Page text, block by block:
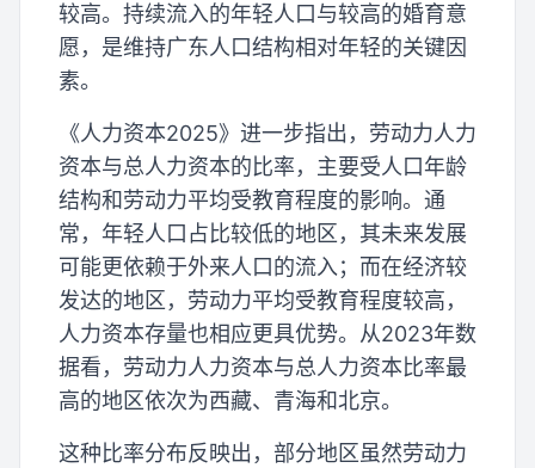
较高。持续流入的年轻人口与较高的婚育意
愿，是维持广东人口结构相对年轻的关键因
素。
《人力资本2025》进一步指出，劳动力人力
资本与总人力资本的比率，主要受人口年龄
结构和劳动力平均受教育程度的影响。通
常，年轻人口占比较低的地区，其未来发展
可能更依赖于外来人口的流入；而在经济较
发达的地区，劳动力平均受教育程度较高，
人力资本存量也相应更具优势。从2023年数
据看，劳动力人力资本与总人力资本比率最
高的地区依次为西藏、青海和北京。
这种比率分布反映出，部分地区虽然劳动力